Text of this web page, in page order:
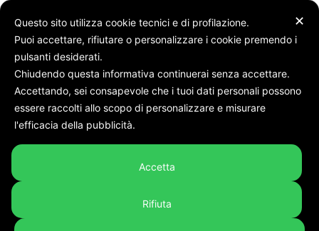
Home Cronaca
✕
Questo sito utilizza cookie tecnici e di profilazione.
Puoi accettare, rifiutare o personalizzare i cookie premendo i
pulsanti desiderati.
Chiudendo questa informativa continuerai senza accettare.
Accettando, sei consapevole che i tuoi dati personali possono
essere raccolti allo scopo di personalizzare e misurare
l'efficacia della pubblicità.
Accetta
Rifiuta